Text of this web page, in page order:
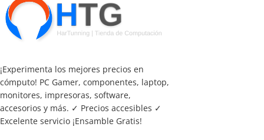
¡Experimenta los mejores precios en
cómputo! PC Gamer, componentes, laptop,
monitores, impresoras, software,
accesorios y más. ✓ Precios accesibles ✓
Excelente servicio ¡Ensamble Gratis!